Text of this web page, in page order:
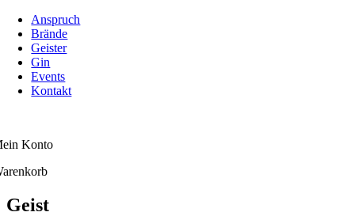
Zum
Inhalt
springen
Anspruch
Brände
Geister
Gin
Events
Kontakt
Konto
Geist